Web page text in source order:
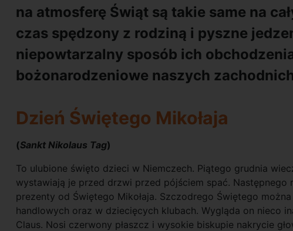
na atmosferę Świąt są takie same na
czas spędzony z rodziną i pyszne
niepowtarzalny sposób ich
bożonarodzeniowe naszych
Dzień Świętego Mikołaja
(Sankt Nikolaus Tag)
To ulubione święto dzieci w Niemczech. Piątego grudnia
wystawiają je przed drzwi przed pójściem spać. Następnego
prezenty od Świętego Mikołaja. Szczodrego Świętego
handlowych oraz w dziecięcych klubach. Wygląda on nieco
Claus. Nosi czerwony płaszcz i wysokie biskupie nakrycie